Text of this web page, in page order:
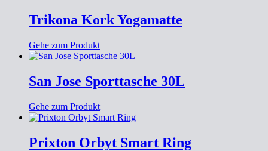
Trikona Kork Yogamatte
Gehe zum Produkt
San Jose Sporttasche 30L
Gehe zum Produkt
Prixton Orbyt Smart Ring